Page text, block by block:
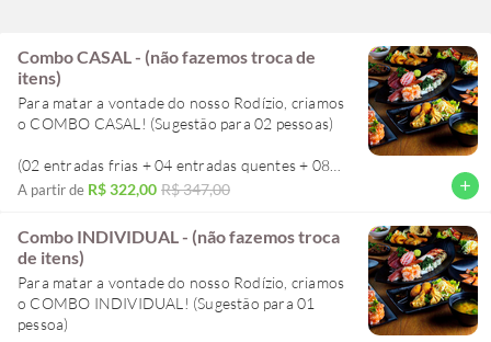
Combo CASAL - (não fazemos troca de
itens)
Para matar a vontade do nosso Rodízio, criamos
o COMBO CASAL! (Sugestão para 02 pessoas)
(02 entradas frias + 04 entradas quentes + 08
sashimis + 04 sushis + 04 jyos + 08 makimonos +
A partir de R$ 322,00 R$ 347,00 add
Combo INDIVIDUAL - (não fazemos troca
de itens)
Para matar a vontade do nosso Rodízio, criamos
o COMBO INDIVIDUAL! (Sugestão para 01
pessoa)